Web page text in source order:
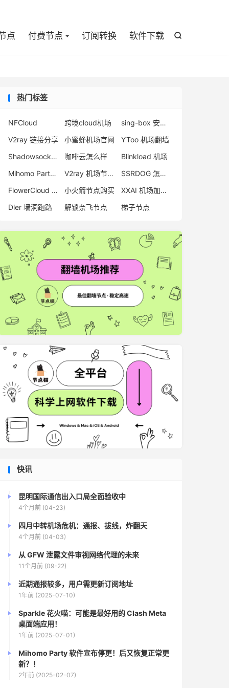

点 付费节点 订阅转换 软件下载
热门标签
NFCloud 跨境cloud机场
sing-box 安卓客户端
V2ray 链接分享
小蜜蜂机场官网
YToo 机场翻墙
Shadowsocks 日本节点
咖啡云怎么样
Blinkload 机场
Mihomo Party 停更
V2ray 机场节点购买
SSRDOG 怎么样
FlowerCloud 官网
小火箭节点购买
XXAI 机场加速器
Dler 墙洞跑路
解锁奈飞节点 梯子节点
快讯
昆明国际通信出入口局全面验收中
4个月前 (04-23)
四月中转机场危机：通报、拔线，炸翻天
4个月前 (04-03)
从 GFW 泄露文件审视网络代理的未来
11个月前 (09-22)
近期通报较多，用户需更新订阅地址
1年前 (2025-07-10)
Sparkle 花火喵：可能是最好用的 Clash Meta
桌面端应用！
1年前 (2025-07-01)
Mihomo Party 软件宣布停更！后又恢复正常更
新？！
2年前 (2025-02-07)